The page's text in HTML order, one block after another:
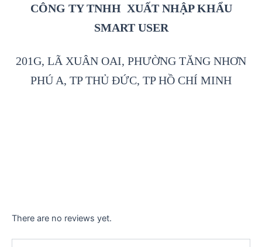
CÔNG TY TNHH XUẤT NHẬP KHẨU
SMART USER
201G, LÃ XUÂN OAI, PHƯỜNG TĂNG NHƠN
PHÚ A, TP THỦ ĐỨC, TP HỒ CHÍ MINH
There are no reviews yet.